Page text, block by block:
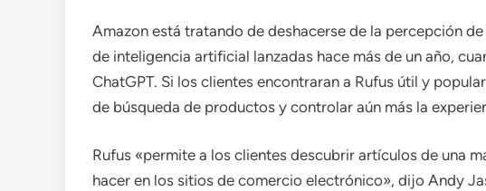
Amazon está tratando de deshacerse de la percepción
de inteligencia artificial lanzadas hace más de un año,
ChatGPT. Si los clientes encontraran a Rufus útil y
de búsqueda de productos y controlar aún más la
Rufus «permite a los clientes descubrir artículos de una
hacer en los sitios de comercio electrónico», dijo Andy